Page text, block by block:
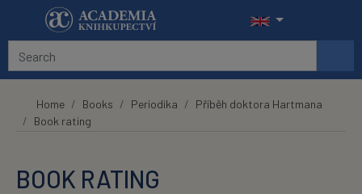
Skip to main content
Home Books Periodika
Příběh doktora Hartmana
Book rating
BOOK RATING